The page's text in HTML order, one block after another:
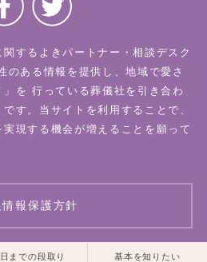
までの段取り 基本を知りたい
するよきパートナー・相談デスク
のある情報を提供し、地域で愛さ
を 行っている葬儀社を引き合わ
す。当サイトを利用することで、
現する機会が増えることを願って
情報保護方針
スク All Rights Reserved.